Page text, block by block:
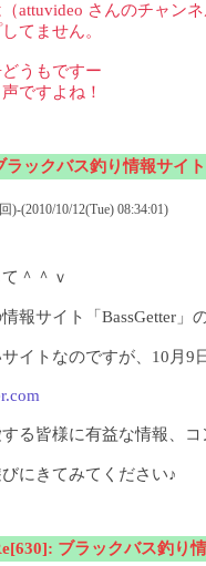
attuvideo さんのチャンネ
てません。
うもですー
ですよね！
ラックバス釣り情報サイ
)-(2010/10/12(Tue) 08:34:01)
＾＾ｖ
報サイト「BassGetter」
イトなのですが、10月
る皆様に有益な情報、
にきてみてください♪
ブラックバス釣り